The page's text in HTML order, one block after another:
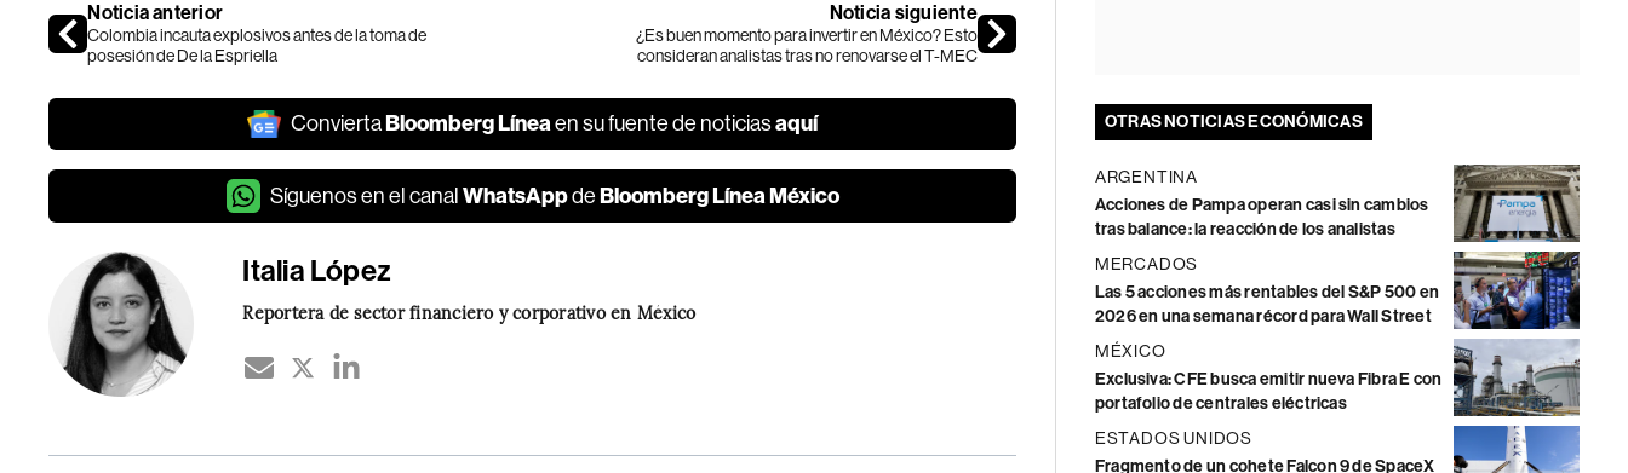
Noticia anterior
Colombia incauta explosivos antes de la toma de
posesión de De la Espriella
Noticia siguiente
¿Es buen momento para invertir en México? Esto
consideran analistas tras no renovarse el T-MEC
ConviertaBloomberg Líneaen su fuente de noticiasaquí
Síguenos en el canal WhatsAppde Bloomberg Línea México
Italia López
Reportera de sector financiero y corporativo en México
OTRAS NOTICIAS ECONÓMICAS
ARGENTINA
Acciones de Pampa operan casi sin cambios
tras balance: la reacción de los analistas
MERCADOS
Las 5 acciones más rentables del S&P 500 en
2026 en una semana récord para Wall Street
MÉXICO
Exclusiva: CFE busca emitir nueva Fibra E con
portafolio de centrales eléctricas
ESTADOS UNIDOS
Fragmento de un cohete Falcon 9 de SpaceX